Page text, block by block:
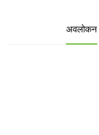
अवलोकन